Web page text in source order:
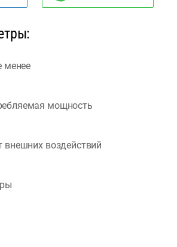
менее
мощность
внешних воздействий